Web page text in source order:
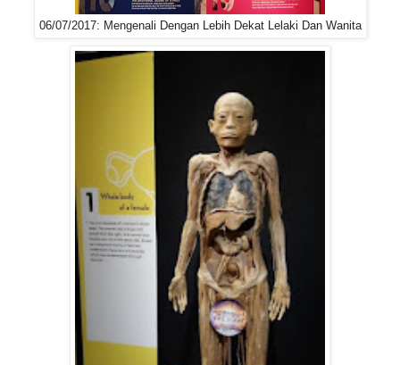
06/07/2017: Mengenali Dengan Lebih Dekat Lelaki Dan Wanita